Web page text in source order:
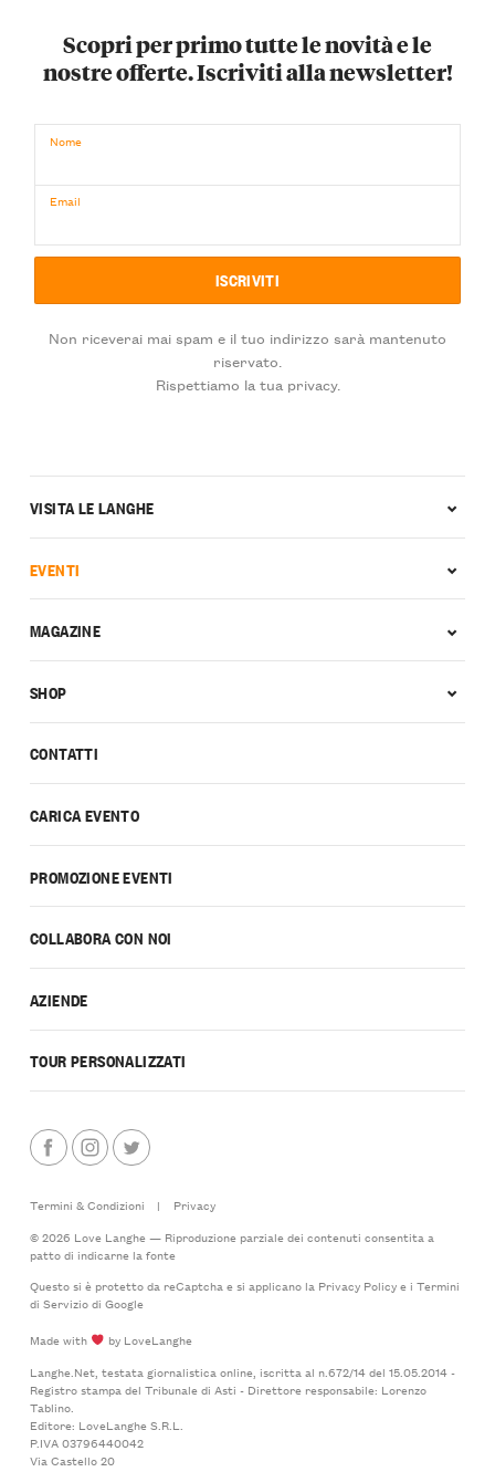
Scopri per primo tutte le novità e le
nostre offerte. Iscriviti alla newsletter!
Nome
Email
Non riceverai mai spam e il tuo indirizzo sarà mantenuto
riservato.
Rispettiamo la tua privacy.
CONTATTI
CARICA EVENTO
PROMOZIONE EVENTI
COLLABORA CON NOI
AZIENDE
TOUR PERSONALIZZATI
VISITA LE LANGHE
EVENTI
MAGAZINE
SHOP
Termini & Condizioni |
Privacy
© 2026 Love Langhe — Riproduzione parziale dei contenuti consentita a
patto di indicarne la fonte
Questo si è protetto da reCaptcha e si applicano la Privacy Policye i Termini
di Serviziodi Google
Made with
by LoveLanghe
Langhe.Net, testata giornalistica online, iscritta al n.672/14 del 15.05.2014 -
Registro stampa del Tribunale di Asti - Direttore responsabile: Lorenzo
Tablino.
Editore: LoveLanghe S.R.L.
P.IVA 03796440042
Via Castello 20